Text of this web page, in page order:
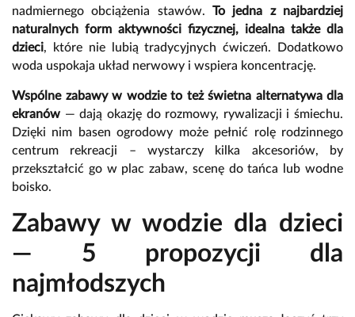
nadmiernego obciążenia stawów. To jedna z najbardziej
naturalnych form aktywności fizycznej, idealna także dla
dzieci, które nie lubią tradycyjnych ćwiczeń. Dodatkowo
woda uspokaja układ nerwowy i wspiera koncentrację.
Wspólne zabawy w wodzie to też świetna alternatywa dla
ekranów — dają okazję do rozmowy, rywalizacji i śmiechu.
Dzięki nim basen ogrodowy może pełnić rolę rodzinnego
centrum rekreacji – wystarczy kilka akcesoriów, by
przekształcić go w plac zabaw, scenę do tańca lub wodne
boisko.
Zabawy w wodzie dla dzieci
— 5 propozycji dla
najmłodszych